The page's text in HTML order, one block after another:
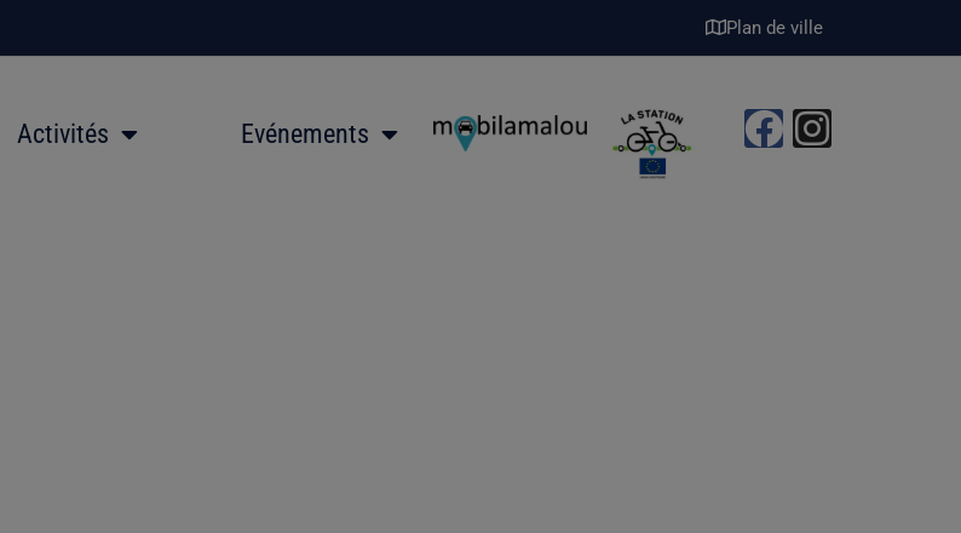
Plan de ville
Activités Evénements